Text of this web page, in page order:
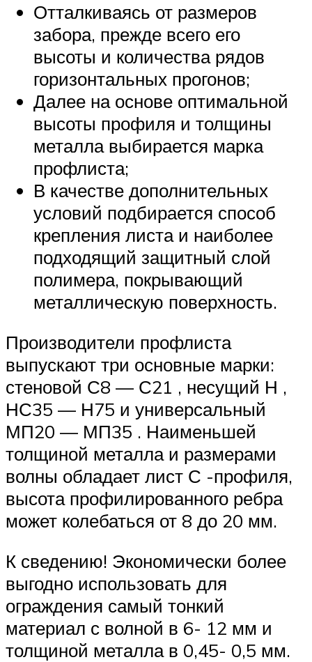
Отталкиваясь от размеров
забора, прежде всего его
высоты и количества рядов
горизонтальных прогонов;
Далее на основе оптимальной
высоты профиля и толщины
металла выбирается марка
профлиста;
В качестве дополнительных
условий подбирается способ
крепления листа и наиболее
подходящий защитный слой
полимера, покрывающий
металлическую поверхность.
Производители профлиста
выпускают три основные марки:
стеновой С8 — С21 , несущий Н ,
НС35 — Н75 и универсальный
МП20 — МП35 . Наименьшей
толщиной металла и размерами
волны обладает лист С -профиля,
высота профилированного ребра
может колебаться от 8 до 20 мм.
К сведению! Экономически более
выгодно использовать для
ограждения самый тонкий
материал с волной в 6- 12 мм и
толщиной металла в 0,45- 0,5 мм.